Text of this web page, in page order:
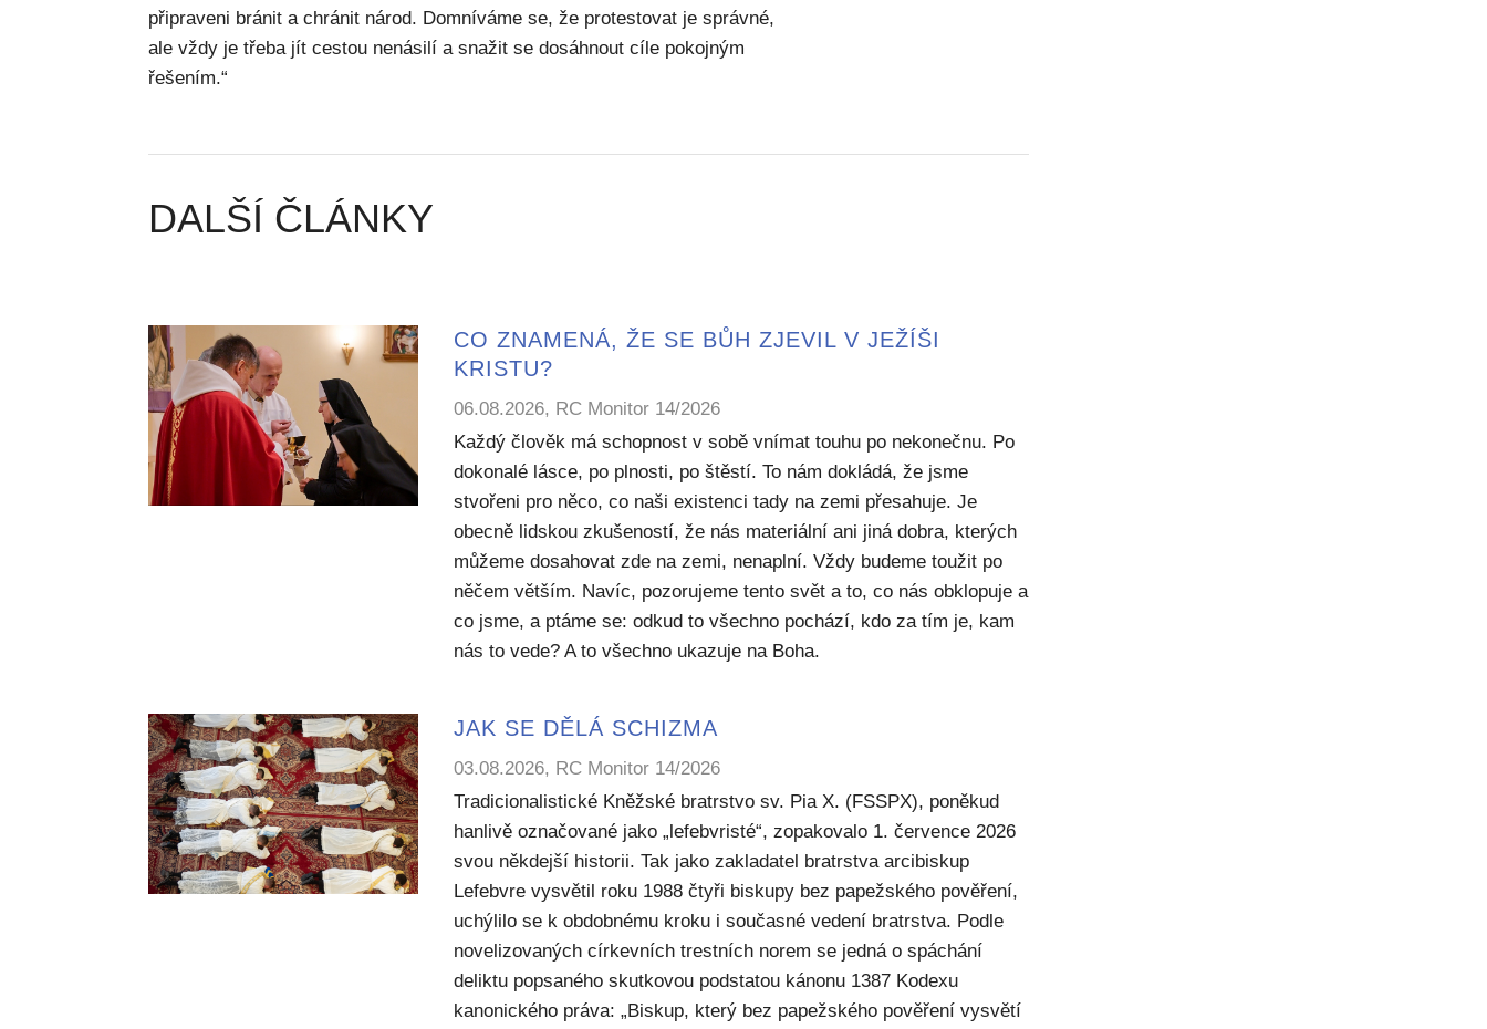
připraveni bránit a chránit národ. Domníváme se, že protestovat je správné,
ale vždy je třeba jít cestou nenásilí a snažit se dosáhnout cíle pokojným
řešením.“
DALŠÍ ČLÁNKY
CO ZNAMENÁ, ŽE SE BŮH ZJEVIL V JEŽÍŠI
KRISTU?
06.08.2026, RC Monitor 14/2026
Každý člověk má schopnost v sobě vnímat touhu po nekonečnu. Po
dokonalé lásce, po plnosti, po štěstí. To nám dokládá, že jsme
stvořeni pro něco, co naši existenci tady na zemi přesahuje. Je
obecně lidskou zkušeností, že nás materiální ani jiná dobra, kterých
můžeme dosahovat zde na zemi, nenaplní. Vždy budeme toužit po
něčem větším. Navíc, pozorujeme tento svět a to, co nás obklopuje a
co jsme, a ptáme se: odkud to všechno pochází, kdo za tím je, kam
nás to vede? A to všechno ukazuje na Boha.
JAK SE DĚLÁ SCHIZMA
03.08.2026, RC Monitor 14/2026
Tradicionalistické Kněžské bratrstvo sv. Pia X. (FSSPX), poněkud
hanlivě označované jako „lefebvristé“, zopakovalo 1. července 2026
svou někdejší historii. Tak jako zakladatel bratrstva arcibiskup
Lefebvre vysvětil roku 1988 čtyři biskupy bez papežského pověření,
uchýlilo se k obdobnému kroku i současné vedení bratrstva. Podle
novelizovaných církevních trestních norem se jedná o spáchání
deliktu popsaného skutkovou podstatou kánonu 1387 Kodexu
kanonického práva: „Biskup, který bez papežského pověření vysvětí